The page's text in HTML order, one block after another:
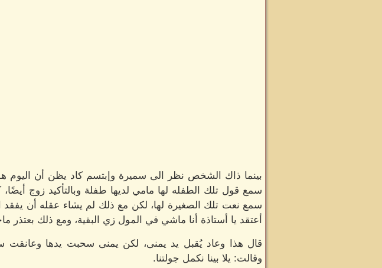
بينما ذاك الشخص نظر الى سميرة وإبتسم كاد يظن أن اليوم
سمع قول تلك الطفله لها مامي لديها طفلة وبالتأكيد زوج
سمع نعت تلك الصغيرة لها، لكن مع ذلك لم يشاء عقله أن يفقد
أعتقد يا أستاذة أنا ماشي في المول زي البقية، ومع ذلك بعتذر
قال هذا وعاد يُقبل يد يمنى، لكن يمنى سحبت يدها وعانقت
وقالت: يلا بينا نكمل جولتنا.